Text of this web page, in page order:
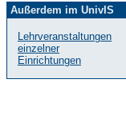
Außerdem im UnivIS
Lehrveranstaltungen
einzelner
Einrichtungen